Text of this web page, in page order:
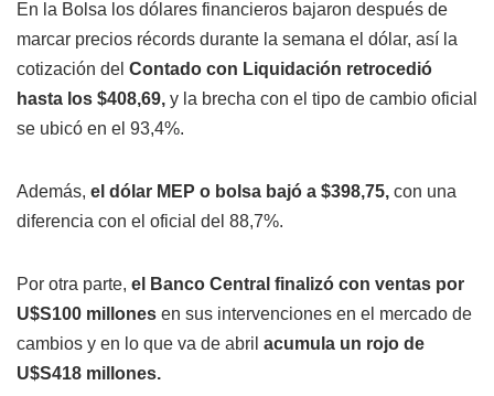
En la Bolsa los dólares financieros bajaron después de
marcar precios récords durante la semana el dólar, así la
cotización del Contado con Liquidación retrocedió
hasta los $408,69, y la brecha con el tipo de cambio oficial
se ubicó en el 93,4%.
Además, el dólar MEP o bolsa bajó a $398,75, con una
diferencia con el oficial del 88,7%.
Por otra parte, el Banco Central finalizó con ventas por
U$S100 millones en sus intervenciones en el mercado de
cambios y en lo que va de abril acumula un rojo de
U$S418 millones.